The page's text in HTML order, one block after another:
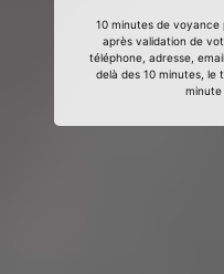
10 minutes de voyance
après validation de
téléphone, adresse,
delà des 10 minutes, le
minute